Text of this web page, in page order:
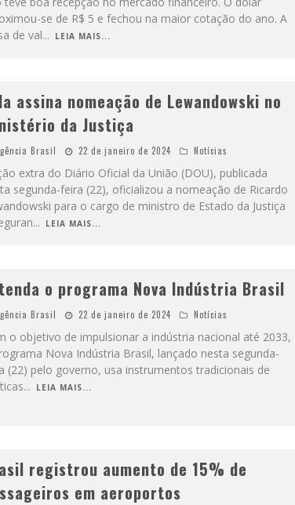
se de R$ 5 e fechou na maior cotação do ano. A
de val... LEIA MAIS...
assina nomeação de Lewandowski no
da Justiça
Brasil 22 de janeiro de 2024 Notícias
extra do Diário Oficial da União (DOU), publicada
segunda-feira (22), oficializou a nomeação de Ricardo
para o cargo de ministro de Estado da Justiça
... LEIA MAIS...
o programa Nova Indústria Brasil
Brasil 22 de janeiro de 2024 Notícias
o objetivo de impulsionar a indústria nacional até 2033,
Nova Indústria Brasil, lançado nesta segunda-
(22) pelo governo, usa instrumentos tradicionais de
... LEIA MAIS...
registrou aumento de 15% de
em aeroportos